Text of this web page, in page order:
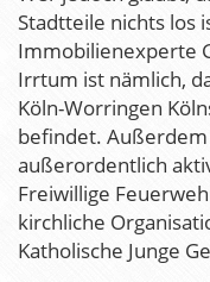
Stadtteile nichts los
Immobilienexperte
Irrtum ist nämlich,
Köln-Worringen
befindet.
außerordentlich
Freiwillige
kirchliche
Katholische Junge